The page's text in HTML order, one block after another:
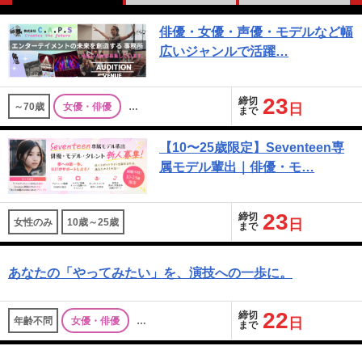
俳優・女優・声優・モデルなど幅
広いジャンルで活躍…
～70歳 女優・俳優 …
締切
まで 23 日
【10〜25歳限定】Seventeen専
属モデル輩出｜俳優・モ…
女性のみ 10歳～25歳
締切
まで 23 日
あなたの「やってみたい」を、演技への一歩に。
年齢不問 女優・俳優 …
締切
まで 22 日